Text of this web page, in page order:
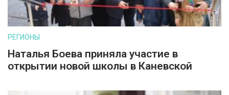
РЕГИОНЫ
Наталья Боева приняла участие в
открытии новой школы в Каневской